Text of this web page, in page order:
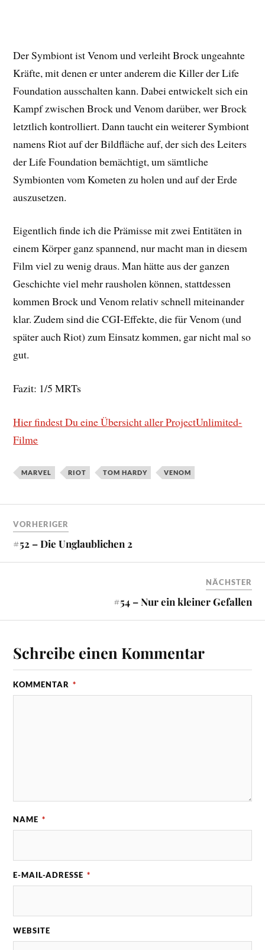
Der Symbiont ist Venom und verleiht Brock ungeahnte
Kräfte, mit denen er unter anderem die Killer der Life
Foundation ausschalten kann. Dabei entwickelt sich ein
Kampf zwischen Brock und Venom darüber, wer Brock
letztlich kontrolliert. Dann taucht ein weiterer Symbiont
namens Riot auf der Bildfläche auf, der sich des Leiters
der Life Foundation bemächtigt, um sämtliche
Symbionten vom Kometen zu holen und auf der Erde
auszusetzen.
Eigentlich finde ich die Prämisse mit zwei Entitäten in
einem Körper ganz spannend, nur macht man in diesem
Film viel zu wenig draus. Man hätte aus der ganzen
Geschichte viel mehr rausholen können, stattdessen
kommen Brock und Venom relativ schnell miteinander
klar. Zudem sind die CGI-Effekte, die für Venom (und
später auch Riot) zum Einsatz kommen, gar nicht mal so
gut.
Fazit: 1/5 MRTs
Hier findest Du eine Übersicht aller ProjectUnlimited-
Filme
MARVEL RIOT TOM HARDY VENOM
VORHERIGER
#52 – Die Unglaublichen 2
NÄCHSTER
#54 – Nur ein kleiner Gefallen
Schreibe einen Kommentar
KOMMENTAR *
NAME *
E-MAIL-ADRESSE *
WEBSITE